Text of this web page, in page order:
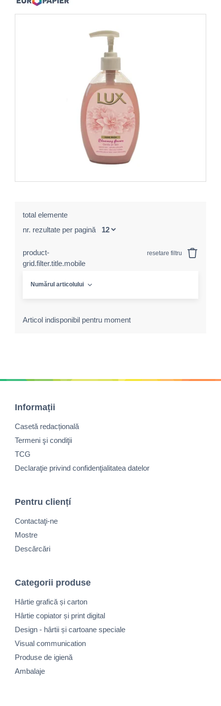
total elemente
nr. rezultate per pagină
product-
grid.filter.title.mobile
resetare filtru
Numărul articolului
Articol indisponibil pentru moment
Informații
Casetă redacțională
Termeni şi condiţii
TCG
Declaraţie privind confidenţialitatea datelor
Pentru cliențí
Contactaţi-ne
Mostre
Descărcări
Categorii produse
Hârtie grafică și carton
Hârtie copiator și print digital
Design - hârtii și cartoane speciale
Visual communication
Produse de igienă
Ambalaje